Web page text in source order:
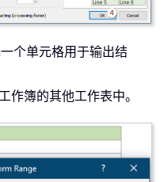
个单元格用于输出结
作簿的其他工作表中。